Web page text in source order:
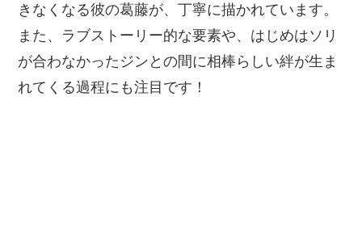
きなくなる彼の葛藤が、丁寧に描かれています。
また、ラブストーリー的な要素や、はじめはソリ
が合わなかったジンとの間に相棒らしい絆が生ま
れてくる過程にも注目です！